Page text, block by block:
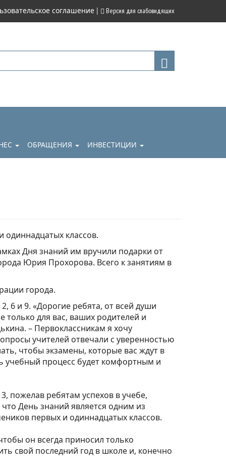
соглашение | Версия для слабовидящих
ОБРАЩЕНИЯ ИНВЕСТИЦИИ
классов.
Дня знаний им вручили подарки от
Юрия Прохорова. Всего к занятиям в
города. ⁣⁣⠀
6 и 9. «Дорогие ребята, от всей души
только для вас, ваших родителей и
– Первоклассникам я хочу
учителей отвечали с уверенностью
чтобы экзамены, которые вас ждут в
учебный процесс будет комфортным и
пожелав ребятам успехов в учебе,
День знаний является одним из
первых и одиннадцатых классов. ⁣⁣⠀
он всегда приносил только
свой последний год в школе и, конечно